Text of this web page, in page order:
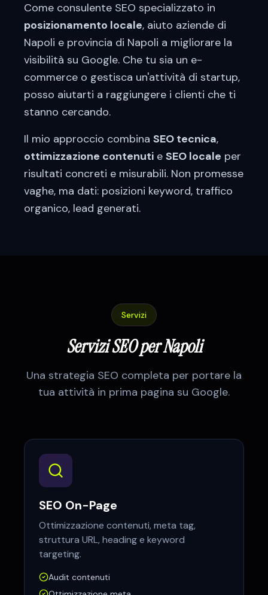
Come consulente SEO specializzato in
posizionamento locale, aiuto aziende di
Napoli e provincia di Napoli a migliorare la
visibilità su Google. Che tu sia un e-
commerce o gestisca un'attività di startup,
posso aiutarti a raggiungere i clienti che ti
stanno cercando.
Il mio approccio combina SEO tecnica,
ottimizzazione contenuti e SEO locale per
risultati concreti e misurabili. Non promesse
vaghe, ma dati: posizioni keyword, traffico
organico, lead generati.
Servizi
Servizi SEO perNapoli
Una strategia SEO completa per portare la
tua attività in prima pagina su Google.
SEO On-Page
Ottimizzazione contenuti, meta tag,
struttura URL, heading e keyword
targeting.
Audit contenuti